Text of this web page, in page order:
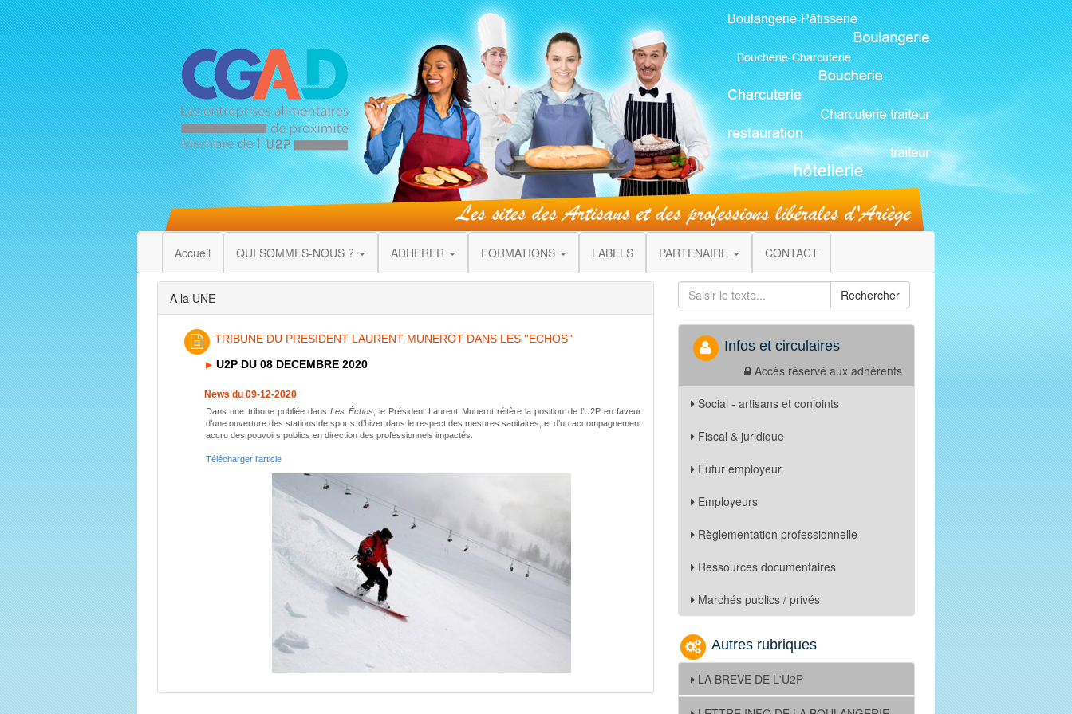
Accueil QUI SOMMES-NOUS ? ADHERER FORMATIONS LABELS PARTENAIRE CONTACT
A la UNE
TRIBUNE DU PRESIDENT LAURENT MUNEROT DANS LES ''ECHOS''
U2P DU 08 DECEMBRE 2020
News du 09-12-2020
Dans une tribune publiée dansLes Échos, le Président Laurent Munerot réitère la position de l’U2P en faveur
d’une ouverture des stations de sports d’hiver dans le respect des mesures sanitaires, et d’un accompagnement
accru des pouvoirs publics en direction des professionnels impactés.
Télécharger l'article
Rechercher
Infos et circulaires
Accès réservé aux adhérents
Social - artisans et conjoints
Fiscal & juridique
Futur employeur
Employeurs
Règlementation professionnelle
Ressources documentaires
Marchés publics / privés
Autres rubriques
LA BREVE DE L'U2P